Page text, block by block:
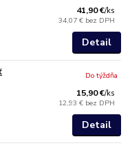
41,90 €/ks
34,07 € bez DPH
Detail
15,90 €/ks
12,93 € bez DPH
Do týždňa
Detail